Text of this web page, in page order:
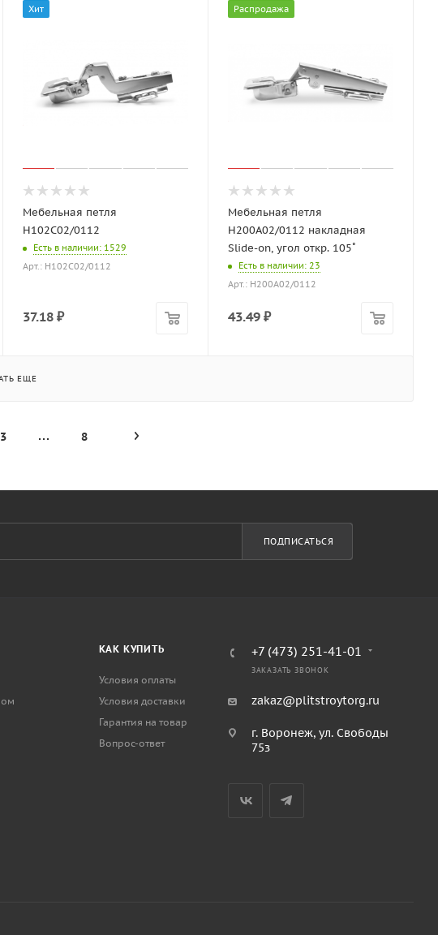
Хит
Мебельная петля
H102C02/0112
Есть в наличии: 1529
Арт.: H102C02/0112
37.18 ₽
Распродажа
Мебельная петля
H200A02/0112 накладная
Slide-on, угол откр. 105˚
Есть в наличии: 23
Арт.: H200A02/0112
43.49 ₽
ЕЩЕ
3 8
ПОДПИСАТЬСЯ
КАК КУПИТЬ
Условия оплаты
Условия доставки
Гарантия на товар
Вопрос-ответ
+7 (473) 251-41-01
ЗАКАЗАТЬ ЗВОНОК
zakaz@plitstroytorg.ru
г. Воронеж, ул. Свободы
75з